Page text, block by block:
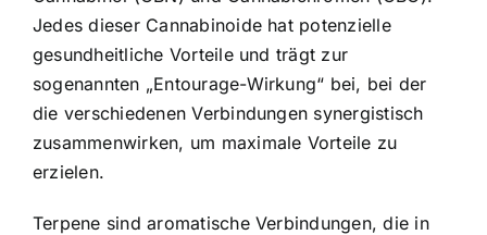
Jedes dieser Cannabinoide hat potenzielle
gesundheitliche Vorteile und trägt zur
sogenannten „Entourage-Wirkung“ bei, bei der
die verschiedenen Verbindungen synergistisch
zusammenwirken, um maximale Vorteile zu
erzielen.
Terpene sind aromatische Verbindungen, die in